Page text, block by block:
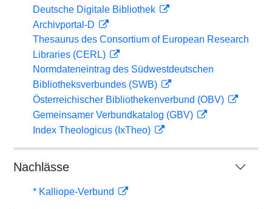
Deutsche Digitale Bibliothek
Archivportal-D
Thesaurus des Consortium of European Research
Libraries (CERL)
Normdateneintrag des Südwestdeutschen
Bibliotheksverbundes (SWB)
Österreichischer Bibliothekenverbund (OBV)
Gemeinsamer Verbundkatalog (GBV)
Index Theologicus (IxTheo)
Nachlässe
* Kalliope-Verbund